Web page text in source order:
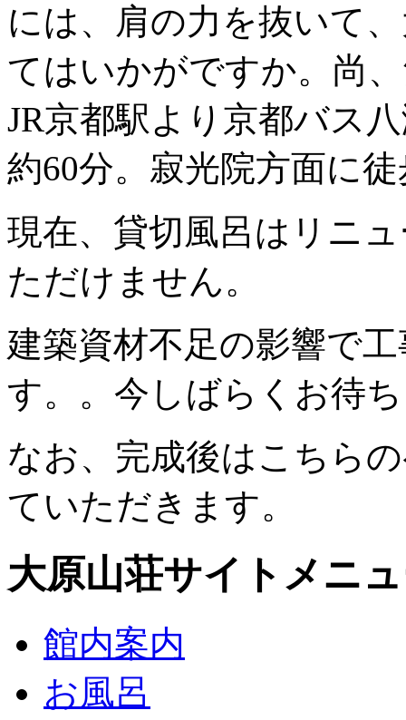
には、肩の力を抜いて
てはいかがですか。尚
JR京都駅より京都バス
約60分。寂光院方面に
現在、貸切風呂はリニ
ただけません。
建築資材不足の影響で
す。。今しばらくお待
なお、完成後はこちら
ていただきます。
大原山荘サイトメニ
館内案内
お風呂